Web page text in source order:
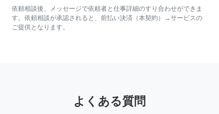
依頼相談後、メッセージで依頼者と仕事詳細のすり合わせができま
す。依頼相談が承認されると、前払い決済（本契約）→サービスの
ご提供となります。
よくある質問